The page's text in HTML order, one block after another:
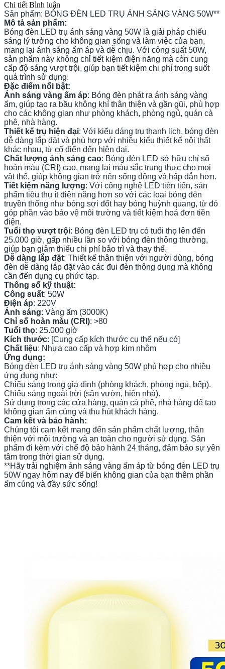
Chi tiết Bình luận
Sản phẩm: BÓNG ĐÈN LED TRỤ ÁNH SÁNG VÀNG 50W**
Mô tả sản phẩm:
Bóng đèn LED trụ ánh sáng vàng 50W là giải pháp chiếu
sáng lý tưởng cho không gian sống và làm việc của bạn,
mang lại ánh sáng ấm áp và dễ chịu. Với công suất 50W,
sản phẩm này không chỉ tiết kiệm điện năng mà còn cung
cấp độ sáng vượt trội, giúp bạn tiết kiệm chi phí trong suốt
quá trình sử dụng.
Đặc điểm nổi bật:
Ánh sáng vàng ấm áp: Bóng đèn phát ra ánh sáng vàng
ấm, giúp tạo ra bầu không khí thân thiện và gần gũi, phù hợp
cho các không gian như phòng khách, phòng ngủ, quán cà
phê, nhà hàng.
Thiết kế trụ hiện đại: Với kiểu dáng trụ thanh lịch, bóng đèn
dễ dàng lắp đặt và phù hợp với nhiều kiểu thiết kế nội thất
khác nhau, từ cổ điển đến hiện đại.
Chất lượng ánh sáng cao: Bóng đèn LED sở hữu chỉ số
hoàn màu (CRI) cao, mang lại màu sắc trung thực cho mọi
vật thể, giúp không gian trở nên sống động và hấp dẫn hơn.
Tiết kiệm năng lượng: Với công nghệ LED tiên tiến, sản
phẩm tiêu thụ ít điện năng hơn so với các loại bóng đèn
truyền thống như bóng sợi đốt hay bóng huỳnh quang, từ đó
góp phần vào bảo vệ môi trường và tiết kiệm hoá đơn tiền
điện.
Tuổi thọ vượt trội: Bóng đèn LED trụ có tuổi thọ lên đến
25.000 giờ, gấp nhiều lần so với bóng đèn thông thường,
giúp bạn giảm thiểu chi phí bảo trì và thay thế.
Dễ dàng lắp đặt: Thiết kế thân thiện với người dùng, bóng
đèn dễ dàng lắp đặt vào các đui đèn thông dụng mà không
cần đến dụng cụ phức tạp.
Thông số kỹ thuật:
Công suất: 50W
Điện áp: 220V
Ánh sáng: Vàng ấm (3000K)
Chỉ số hoàn màu (CRI): >80
Tuổi thọ: 25.000 giờ
Kích thước: [Cung cấp kích thước cụ thể nếu có]
Chất liệu: Nhựa cao cấp và hợp kim nhôm
Ứng dụng:
Bóng đèn LED trụ ánh sáng vàng 50W phù hợp cho nhiều
ứng dụng như:
Chiếu sáng trong gia đình (phòng khách, phòng ngủ, bếp).
Chiếu sáng ngoài trời (sân vườn, hiên nhà).
Sử dụng trong các cửa hàng, quán cà phê, nhà hàng để tạo
không gian ấm cúng và thu hút khách hàng.
Cam kết và bảo hành:
Chúng tôi cam kết mang đến sản phẩm chất lượng, thân
thiện với môi trường và an toàn cho người sử dụng. Sản
phẩm đi kèm với chế độ bảo hành 24 tháng, đảm bảo sự yên
tâm trong thời gian sử dụng.
**Hãy trải nghiệm ánh sáng vàng ấm áp từ bóng đèn LED trụ
50W ngay hôm nay để biến không gian của bạn thêm phần
ấm cúng và đầy sức sống!